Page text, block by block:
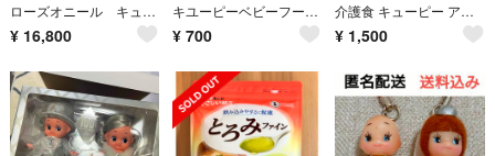
ローズオニール キューピー おしゃれブティック 当時物 レア
¥ 16,800
キユーピーベビーフード&和光堂ベビーフード
¥ 700
介護食 キューピー アサヒ とろみ調整用食品 食事用エプロン
¥ 1,500